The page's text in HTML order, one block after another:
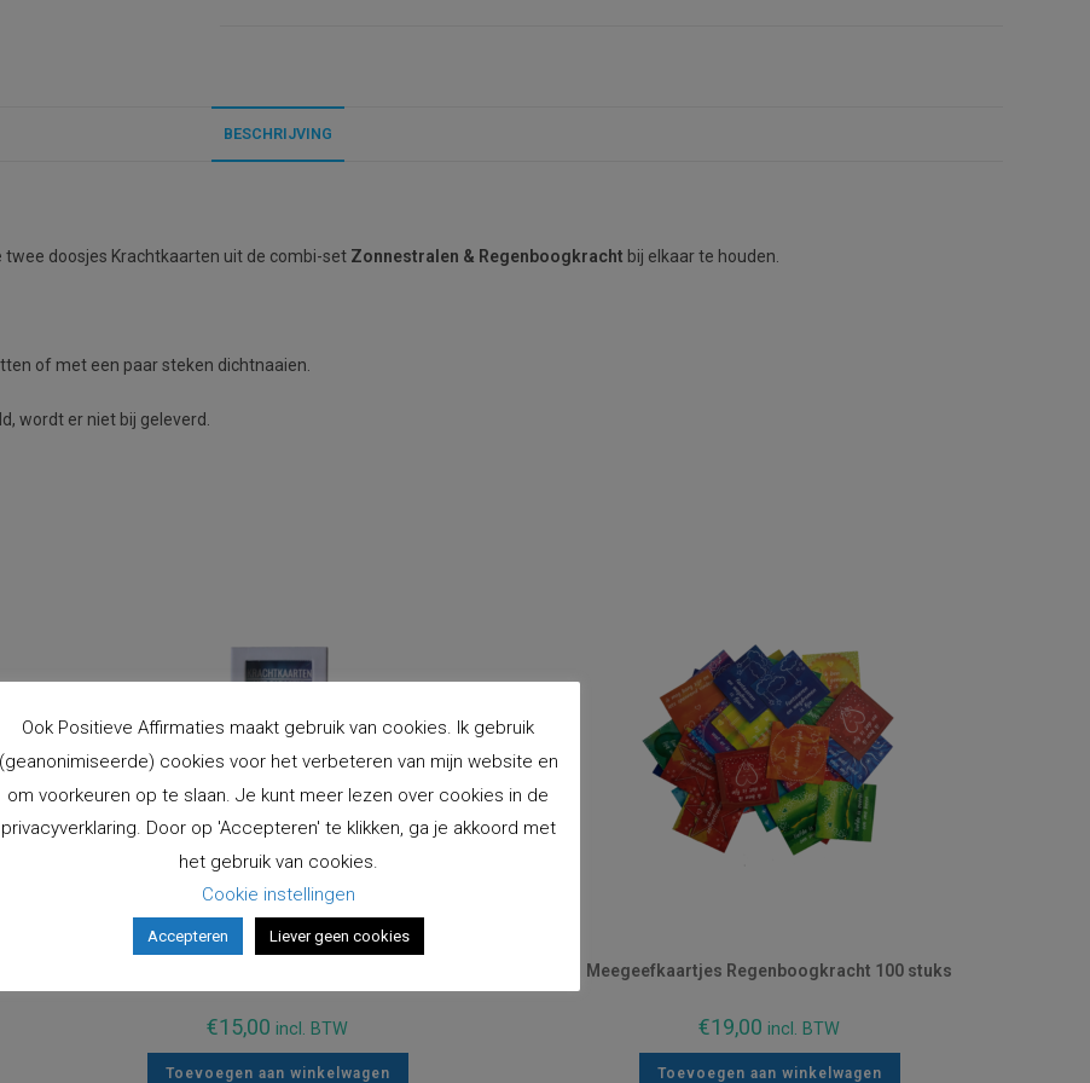
BESCHRIJVING
doosjes Krachtkaarten uit de combi-set Zonnestralen & Regenboogkracht bij elkaar te houden.
of met een paar steken dichtnaaien.
wordt er niet bij geleverd.
€15,00 incl. BTW
Toevoegen aan winkelwagen
Meegeefkaartjes Regenboogkracht 100 stuks
€19,00 incl. BTW
Toevoegen aan winkelwagen
Ook Positieve Affirmaties maakt gebruik van cookies. Ik gebruik
(geanonimiseerde) cookies voor het verbeteren van mijn website en
om voorkeuren op te slaan. Je kunt meer lezen over cookies in de
privacyverklaring. Door op 'Accepteren' te klikken, ga je akkoord met
het gebruik van cookies.
Cookie instellingen
Accepteren Liever geen cookies